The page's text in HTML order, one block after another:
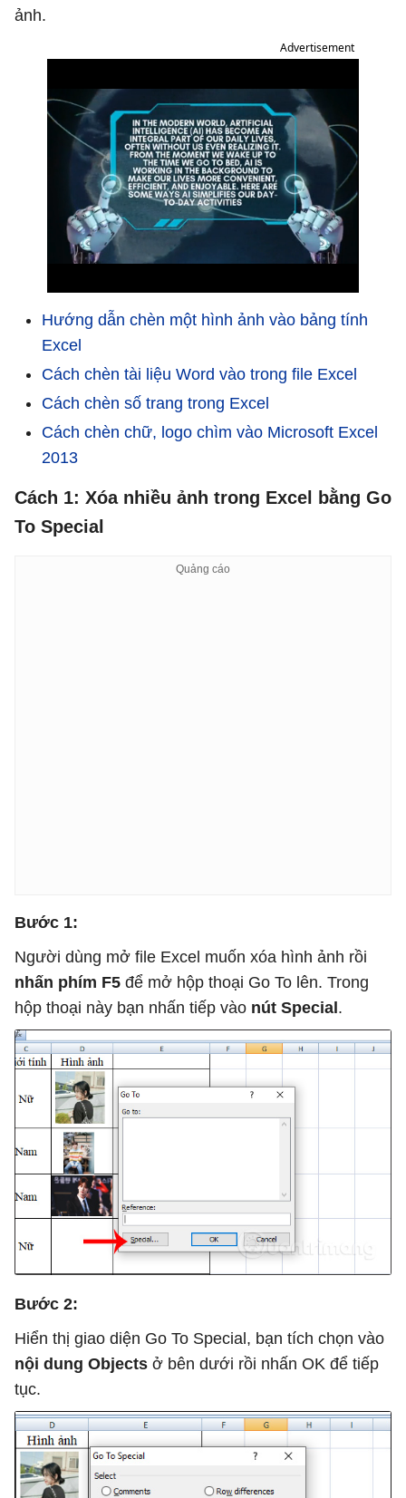
ảnh.
Advertisement
Hướng dẫn chèn một hình ảnh vào bảng tính
Excel
Cách chèn tài liệu Word vào trong file Excel
Cách chèn số trang trong Excel
Cách chèn chữ, logo chìm vào Microsoft Excel
2013
Cách 1: Xóa nhiều ảnh trong Excel bằng Go
To Special
Bước 1:
Người dùng mở file Excel muốn xóa hình ảnh rồi
nhấn phím F5 để mở hộp thoại Go To lên. Trong
hộp thoại này bạn nhấn tiếp vào nút Special .
Bước 2:
Hiển thị giao diện Go To Special, bạn tích chọn vào
nội dung Objects ở bên dưới rồi nhấn OK để tiếp
tục.